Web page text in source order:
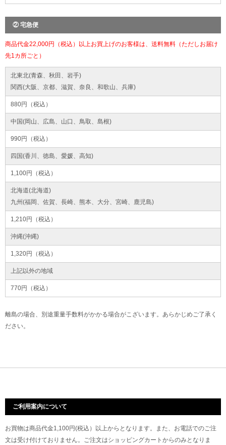
② 宅急便
商品代金22,000円（税込）以上お買上げのお客様は、送料無料（ただしお届け
先1カ所ごと）
北東北(青森、秋田、岩手)
関西(大阪、京都、滋賀、奈良、和歌山、兵庫)
880円（税込）
中国(岡山、広島、山口、鳥取、島根)
990円（税込）
四国(香川、徳島、愛媛、高知)
1,100円（税込）
北海道(北海道)
九州(福岡、佐賀、長崎、熊本、大分、宮崎、鹿児島)
1,210円（税込）
沖縄(沖縄)
1,320円（税込）
上記以外の地域
770円（税込）
離島の場合、別途重量手数料がかかる場合がこざいます。あらかじめご了承く
ださい。
ご利用案内について
お買物は商品代金1,100円(税込）以上からとなります。また、お電話でのご注
文は受け付けておりません。ご注文はショッピングカートからのみとなりま